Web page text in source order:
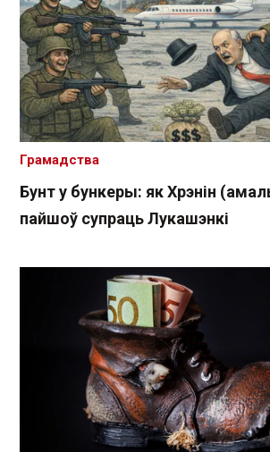
Бунт у бункеры: як Хрэнін
пайшоў супраць Лукашэнкі
Грамадства